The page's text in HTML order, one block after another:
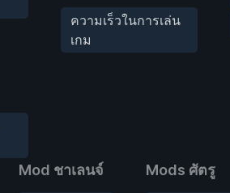
ความเร็วในการเล่น
เกม
Mod ชาเลนจ์ Mods ศัตรู